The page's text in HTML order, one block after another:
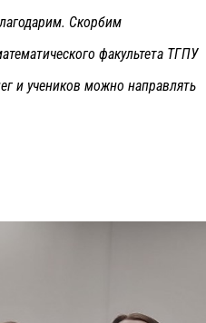
Скорбим
факультета ТГПУ
и учеников можно направлять